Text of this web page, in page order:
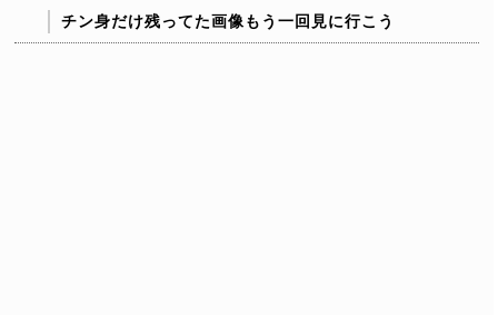
チン身だけ残ってた画像もう一回見に行こう